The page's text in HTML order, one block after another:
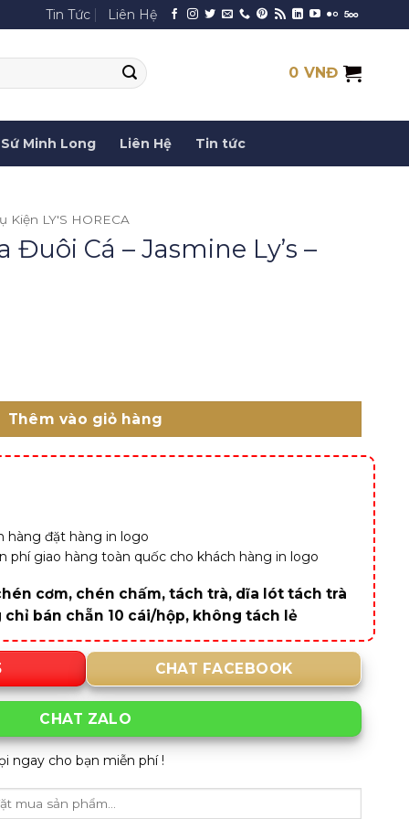
Tin Tức Liên Hệ
0 VNĐ
Minh Long Liên Hệ Tin tức
Kiện LY'S HORECA
Cá – Jasmine Ly’s –
Thêm vào giỏ hàng
hàng đặt hàng in logo
phí giao hàng toàn quốc cho khách hàng in logo
cơm, chén chấm, tách trà, dĩa lót tách trà
bán chẵn 10 cái/hộp, không tách lẻ
CHAT FACEBOOK
CHAT ZALO
ngay cho bạn miễn phí !